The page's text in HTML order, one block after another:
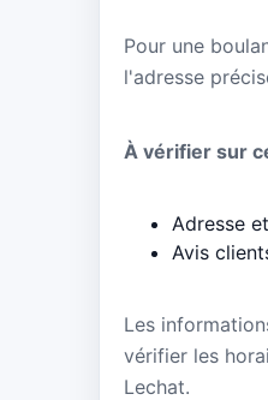
Pour une
l'adresse
À vérifier sur
Adresse
Avis
Les
vérifier les
Lechat.